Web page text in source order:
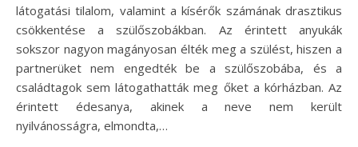
látogatási tilalom, valamint a kísérők számának drasztikus
csökkentése a szülőszobákban. Az érintett anyukák
sokszor nagyon magányosan élték meg a szülést, hiszen a
partnerüket nem engedték be a szülőszobába, és a
családtagok sem látogathatták meg őket a kórházban. Az
érintett édesanya, akinek a neve nem került
nyilvánosságra, elmondta,…